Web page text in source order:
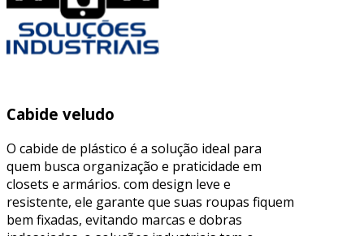
Cabide veludo
O cabide de plástico é a solução ideal para
quem busca organização e praticidade em
closets e armários. com design leve e
resistente, ele garante que suas roupas fiquem
bem fixadas, evitando marcas e dobras